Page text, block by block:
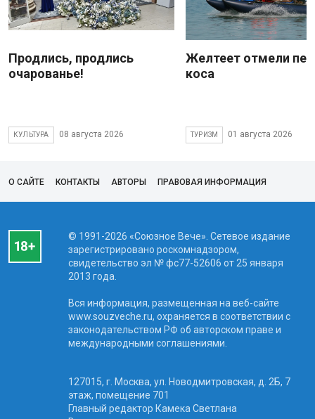
Продлись, продлись
очарованье!
КУЛЬТУРА 08 августа 2026
Желтеет отмели
коса
ТУРИЗМ 01 августа 2026
О САЙТЕ КОНТАКТЫ АВТОРЫ ПРАВОВАЯ ИНФОРМАЦИЯ
© 1991-2026 «Союзное Вече». Сетевое издание
зарегистрировано роскомнадзором,
свидетельство эл № фc77-52606 от 25 января
2013 года.
Вся информация, размещенная на веб-сайте
www.souzveche.ru, охраняется в соответствии с
законодательством РФ об авторском праве и
международными соглашениями.
127015, г. Москва, ул. Новодмитровская, д. 2Б, 7
этаж, помещение 701
Главный редактор Камека Светлана